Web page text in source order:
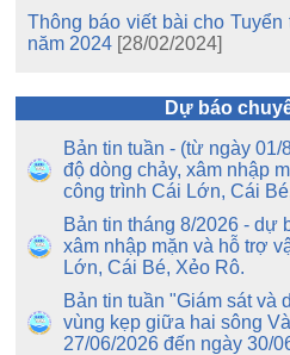
Thông báo viết bài cho
năm 2024 [28/02/2024]
Dự báo
Bản tin tuần - (từ ngày
độ dòng chảy, xâm nhập
công trình Cái Lớn, Cái
Bản tin tháng 8/2026 - dự
xâm nhập mặn và hỗ trợ
Lớn, Cái Bé, Xẻo Rô.
Bản tin tuần "Giám sát
vùng kẹp giữa hai sông
27/06/2026 đến ngày 30/